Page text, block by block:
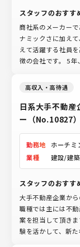
スタッフのおすす
商社系のメーカー
ナミックさに加え
えて活躍する社員
徴の会社です。 5
高収入・高待遇
日系大手不動産
ー（No.10827）
勤務地
ホーチミ
業種
建設/建
スタッフのおすす
大手不動産企業か
職種では主には不
案を担当して頂き
験を活かして、新